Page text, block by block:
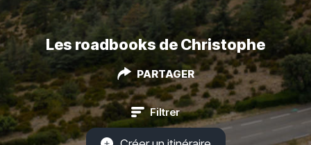
Les roadbooks de Christophe
PARTAGER
Filtrer